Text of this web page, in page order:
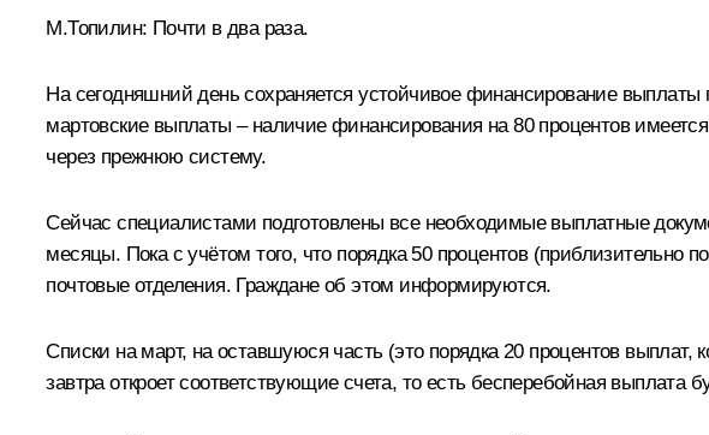
М.Топилин: Почти в два раза.
На сегодняшний день сохраняется устойчивое финансирование
мартовские выплаты – наличие финансирования на 80 процентов
через прежнюю систему.
Сейчас специалистами подготовлены все необходимые выплатные
месяцы. Пока с учётом того, что порядка 50 процентов (приблизительно
почтовые отделения. Граждане об этом информируются.
Списки на март, на оставшуюся часть (это порядка 20 процентов
завтра откроет соответствующие счета, то есть бесперебойная выплата